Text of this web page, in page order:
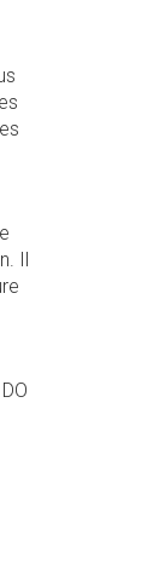
Il